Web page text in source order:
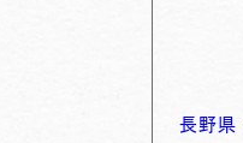
長野県